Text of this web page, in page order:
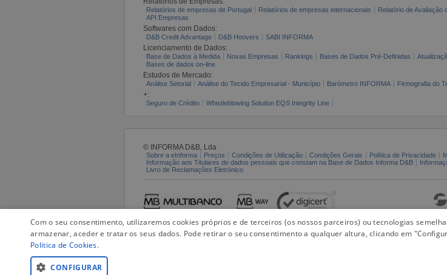
Relatórios de empresas de Portugal Relatórios de empresas internacionais Relatório de Avaliação
API Empresas
Softwares com Dados:
D&B Credit Advantage D&B Hoovers SABI INFORMA
Licenciamento de Dados:
Base de Dados à Medida Novas Empresas Rankings Bases de Dados Pré-Definidas
Bases de dados on-line
Estudos de Mercado:
Análise Setorial Análise do Tecido Empresarial - Município Barómetro INFORMA Firmografia do
+:
Seguro de Crédito Whistleblowing Solution EQS Integrity Line
© INFORMA D&B, Lda
Sobre a eInforma Preços Condições de Utilização Condições Gerais Política de Privacidade
Informação aos Titulares de dados pessoais que constam na Base de Dados Informa D&B
Livro de Reclamações Eletrónico
Com o seu consentimento, utilizaremos cookies próprios e de terceiros (os nossos parceiros) ou tecnologias
armazenar, aceder e tratar os seus dados. Pode retirar o seu consentimento a qualquer altura, clicando em
Politica de Cookies.
CONFIGURAR